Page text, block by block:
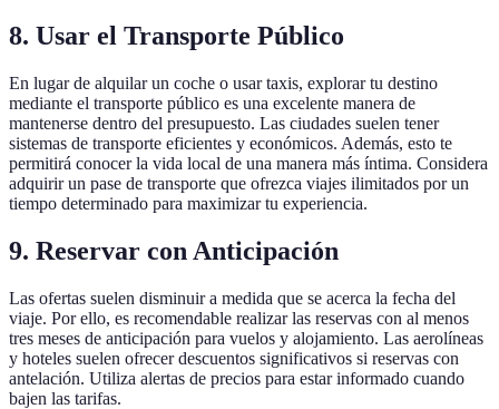
8. Usar el Transporte Público
En lugar de alquilar un coche o usar taxis, explorar tu destino
mediante el transporte público es una excelente manera de
mantenerse dentro del presupuesto. Las ciudades suelen tener
sistemas de transporte eficientes y económicos. Además, esto te
permitirá conocer la vida local de una manera más íntima. Considera
adquirir un pase de transporte que ofrezca viajes ilimitados por un
tiempo determinado para maximizar tu experiencia.
9. Reservar con Anticipación
Las ofertas suelen disminuir a medida que se acerca la fecha del
viaje. Por ello, es recomendable realizar las reservas con al menos
tres meses de anticipación para vuelos y alojamiento. Las aerolíneas
y hoteles suelen ofrecer descuentos significativos si reservas con
antelación. Utiliza alertas de precios para estar informado cuando
bajen las tarifas.